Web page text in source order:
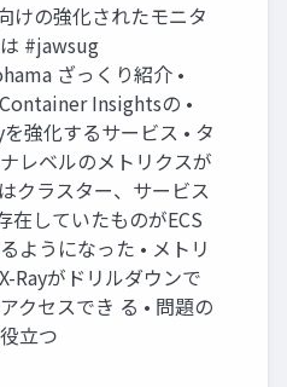
けの強化されたモニタ
#jawsug
ざっくり紹介 •
Insightsの •
強化するサービス • タ
レベルのメトリクスが
クラスター、サービス
在していたものがECS
ようになった • メトリ
Rayがドリルダウンで
クセスでき る • 問題の
立つ